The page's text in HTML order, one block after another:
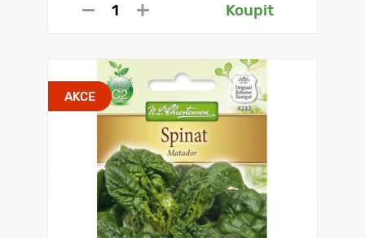
Koupit
AKCE